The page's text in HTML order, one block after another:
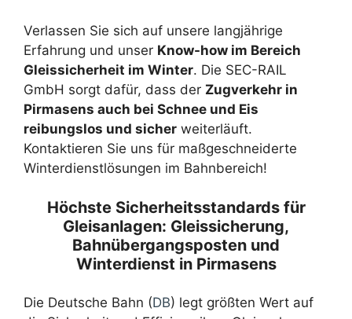
Verlassen Sie sich auf unsere langjährige
Erfahrung und unser Know-how im Bereich
Gleissicherheit im Winter. Die SEC-RAIL
GmbH sorgt dafür, dass der Zugverkehr in
Pirmasens auch bei Schnee und Eis
reibungslos und sicher weiterläuft.
Kontaktieren Sie uns für maßgeschneiderte
Winterdienstlösungen im Bahnbereich!
Höchste Sicherheitsstandards für
Gleisanlagen: Gleissicherung,
Bahnübergangsposten und
Winterdienst in Pirmasens
Die Deutsche Bahn (DB) legt größten Wert auf